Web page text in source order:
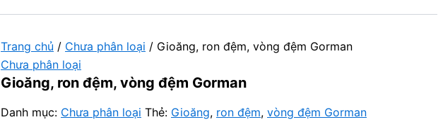
Trang chủ / Chưa phân loại / Gioăng, ron đệm, vòng đệm Gorman
Chưa phân loại
Gioăng, ron đệm, vòng đệm Gorman
Danh mục: Chưa phân loại Thẻ: Gioăng, ron đệm, vòng đệm Gorman